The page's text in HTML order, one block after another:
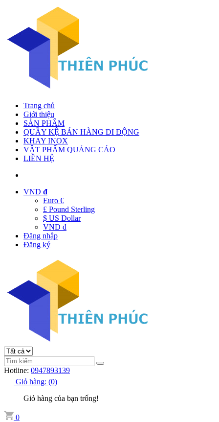
Trang chủ
Giới thiệu
SẢN PHẨM
QUẦY KỆ BÁN HÀNG DI ĐỘNG
KHAY INOX
VẬT PHẨM QUẢNG CÁO
LIÊN HỆ
VND đ
Euro €
£ Pound Sterling
$ US Dollar
VND đ
Đăng nhập
Đăng ký
Hotline: 0947893139
Giỏ hàng: (0)
Giỏ hàng của bạn trống!
0